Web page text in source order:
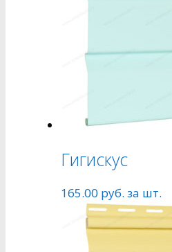
Гигискус
165.00 руб. за шт.